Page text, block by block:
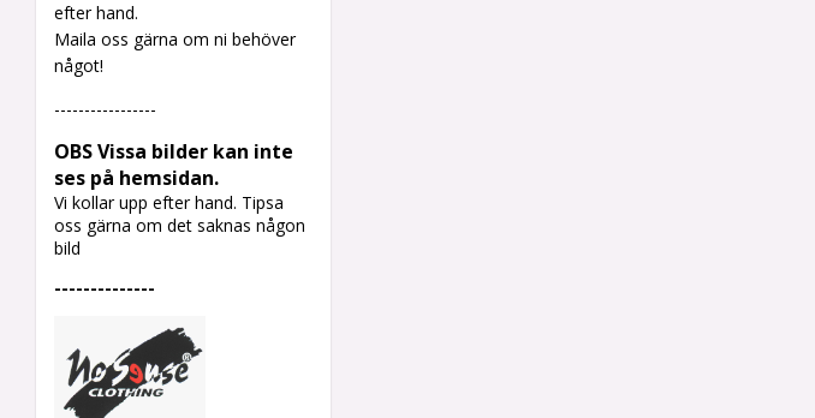
efter hand.
Maila oss gärna om ni behöver
något!
-----------------
OBS Vissa bilder kan inte
ses på hemsidan.
Vi kollar upp efter hand. Tipsa
oss gärna om det saknas någon
bild
--------------